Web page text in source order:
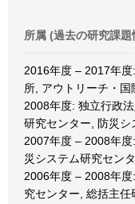
所属 (過去の研究課
2016年度 – 2017年
所, アウトリーチ・
2008年度: 独立行政
研究センター, 防災シ
2007年度 – 2008年
災システム研究セン
2006年度 – 2008年
究センター, 総括主任